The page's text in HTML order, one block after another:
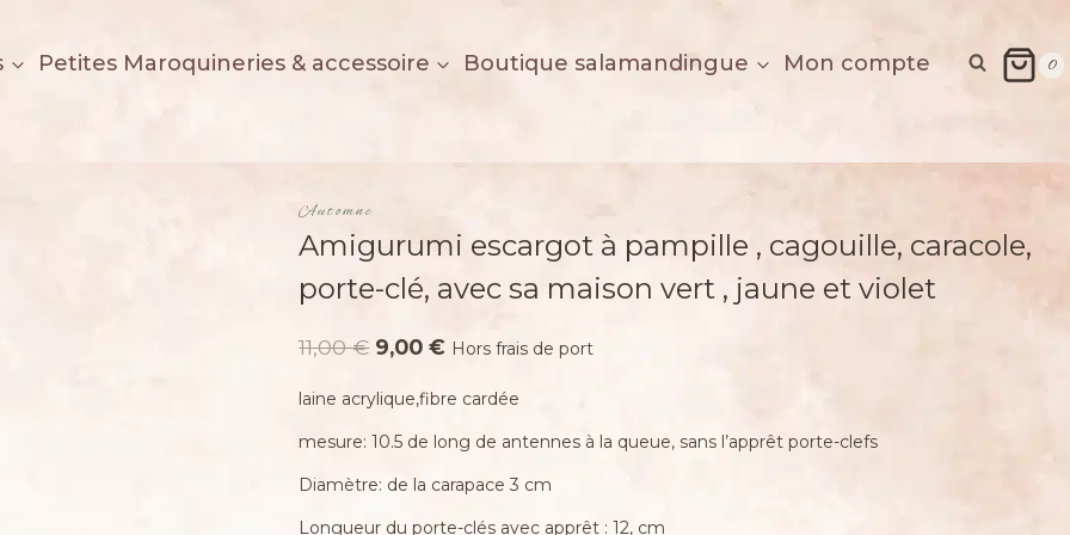
Petites Maroquineries & accessoire Boutique salamandingue Mon compte 0
Automne
Amigurumi escargot à pampille , cagouille, caracole,
porte-clé, avec sa maison vert , jaune et violet
11,00€ Le
initial
était :
11,00 €.
9,00€ Le
actuel
est :
9,00 €.
Hors frais de port
laine acrylique,fibre cardée
mesure: 10.5 de long de antennes à la queue, sans l’apprêt porte-clefs
Diamètre: de la carapace 3 cm
Longueur du porte-clés avec apprêt : 12, cm